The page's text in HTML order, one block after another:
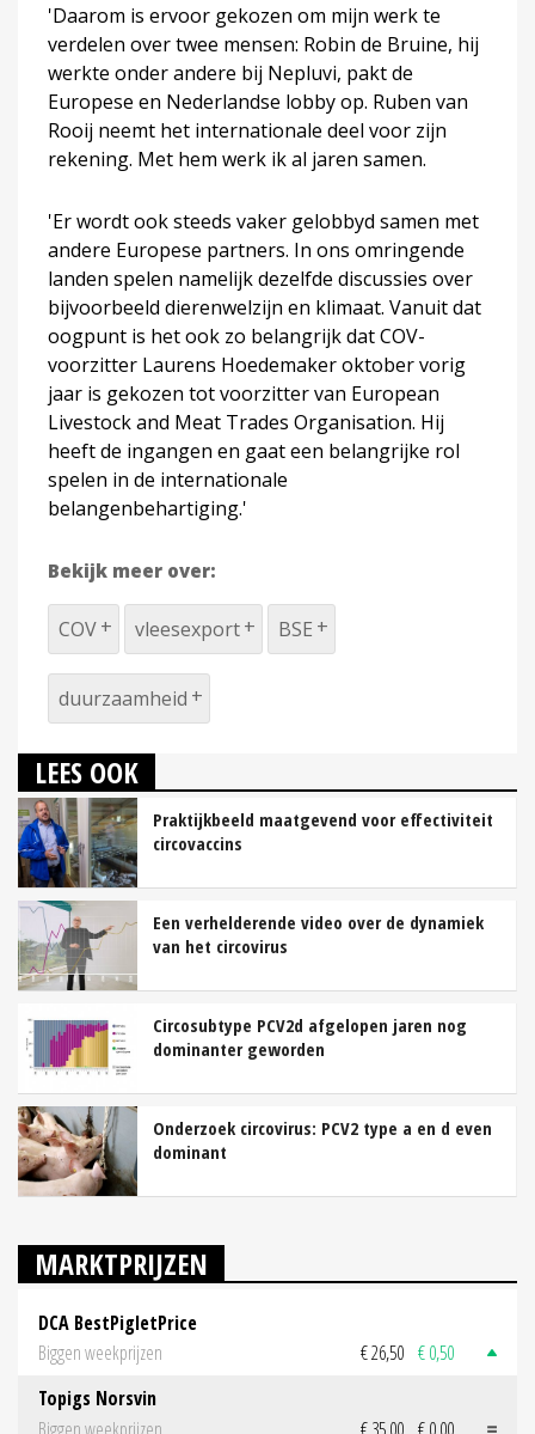
'Daarom is ervoor gekozen om mijn werk te
verdelen over twee mensen: Robin de Bruine, hij
werkte onder andere bij Nepluvi, pakt de
Europese en Nederlandse lobby op. Ruben van
Rooij neemt het internationale deel voor zijn
rekening. Met hem werk ik al jaren samen.
'Er wordt ook steeds vaker gelobbyd samen met
andere Europese partners. In ons omringende
landen spelen namelijk dezelfde discussies over
bijvoorbeeld dierenwelzijn en klimaat. Vanuit dat
oogpunt is het ook zo belangrijk dat COV-
voorzitter Laurens Hoedemaker oktober vorig
jaar is gekozen tot voorzitter van European
Livestock and Meat Trades Organisation. Hij
heeft de ingangen en gaat een belangrijke rol
spelen in de internationale
belangenbehartiging.'
Bekijk meer over:
COV vleesexport BSE
duurzaamheid
LEES OOK
Praktijkbeeld maatgevend voor effectiviteit
circovaccins
Een verhelderende video over de dynamiek
van het circovirus
Circosubtype PCV2d afgelopen jaren nog
dominanter geworden
Onderzoek circovirus: PCV2 type a en d even
dominant
MARKTPRIJZEN
DCA BestPigletPrice
Biggen weekprijzen
€ 26,50 € 0,50
Topigs Norsvin